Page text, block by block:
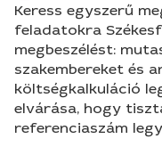
Keress egyszerű
feladatokra
megbeszélést:
szakembereket és
költségkalkuláció
elvárása, hogy
referenciaszám